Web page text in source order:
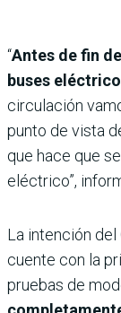
“Antes de fin
buses
circulación
punto de vista
que hace que
eléctrico”,
La intención
cuente con la
pruebas de